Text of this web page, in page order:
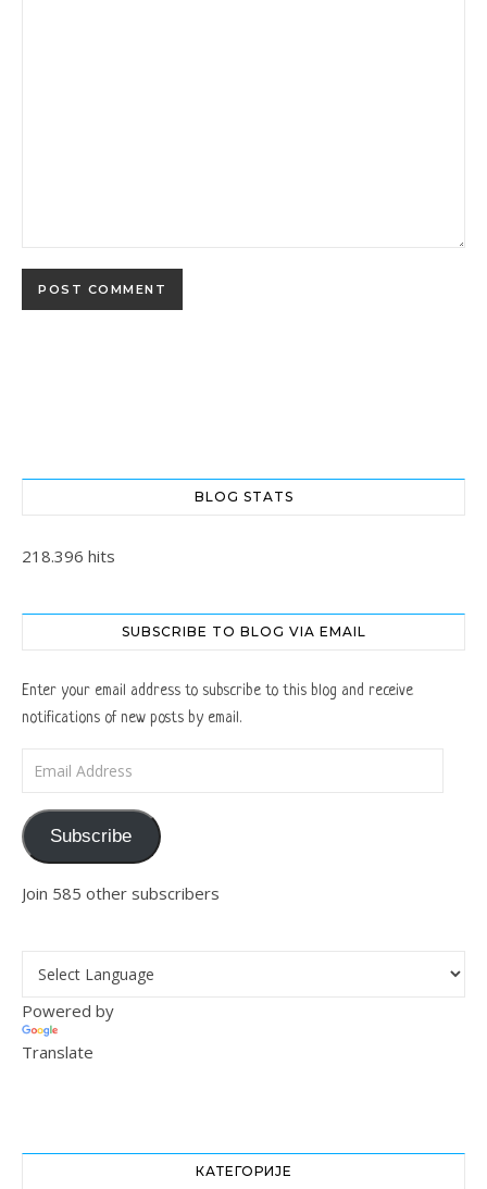
BLOG STATS
218.396 hits
SUBSCRIBE TO BLOG VIA EMAIL
Enter your email address to subscribe to this blog and receive
notifications of new posts by email.
Subscribe
Join 585 other subscribers
Powered by
Translate
КАТЕГОРИЈЕ